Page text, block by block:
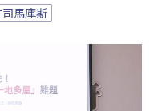
馬庫斯